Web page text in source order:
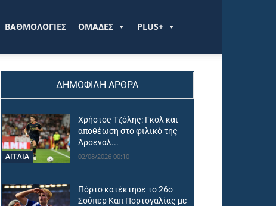
ΒΑΘΜΟΛΟΓΙΕΣ ΟΜΑΔΕΣ PLUS+
ΔΗΜΟΦΙΛΗ ΑΡΘΡΑ
ΑΓΓΛΙΑ
Χρήστος Τζόλης: Γκολ και
αποθέωση στο φιλικό της
Άρσεναλ...
02/08/2026 00:10
Πόρτο κατέκτησε το 26ο
Σούπερ Καπ Πορτογαλίας με